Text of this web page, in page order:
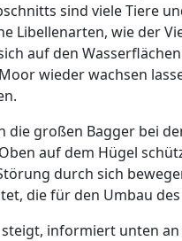
sind viele Tiere
Libellenarten, wie der
auf den
wieder wachsen
die großen Bagger bei
auf dem Hügel
durch sich
die für den Umbau
informiert unten